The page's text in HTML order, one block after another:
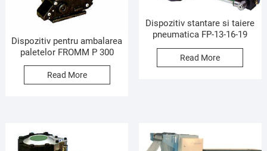
Dispozitiv pentru ambalarea
paletelor FROMM P 300
Read More
Dispozitiv stantare si taiere
pneumatica FP-13-16-19
Read More